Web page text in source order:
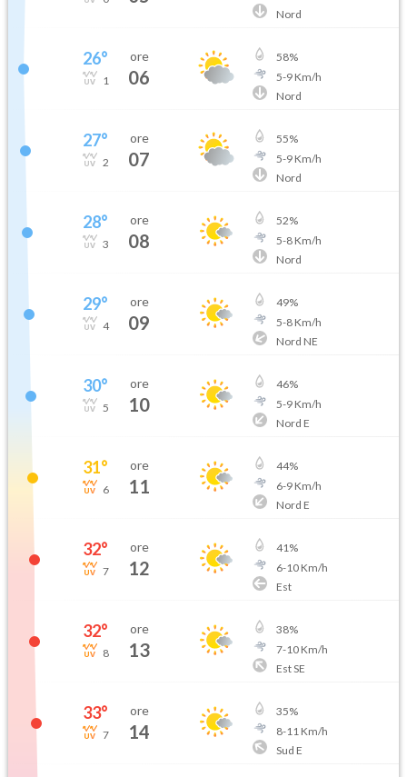
Nord
26°
1
ore
06
58%
5-9Km/h
Nord
27°
2
ore
07
55%
5-9Km/h
Nord
28°
3
ore
08
52%
5-8Km/h
Nord
29°
4
ore
09
49%
5-8Km/h
Nord NE
30°
5
ore
10
46%
5-9Km/h
Nord E
31°
6
ore
11
44%
6-9Km/h
Nord E
32°
7
ore
12
41%
6-10Km/h
Est
32°
8
ore
13
38%
7-10Km/h
Est SE
33°
7
ore
14
35%
8-11 Km/h
Sud E